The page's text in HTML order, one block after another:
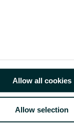
Allow all cookies
Allow selection